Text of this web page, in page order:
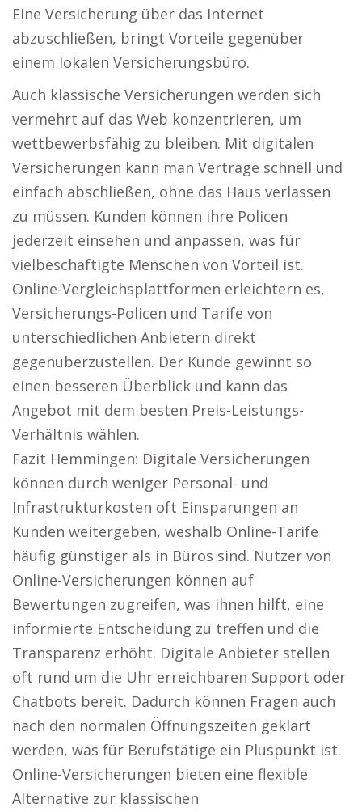
Eine Versicherung über das Internet
abzuschließen, bringt Vorteile gegenüber
einem lokalen Versicherungsbüro.
Auch klassische Versicherungen werden sich
vermehrt auf das Web konzentrieren, um
wettbewerbsfähig zu bleiben. Mit digitalen
Versicherungen kann man Verträge schnell und
einfach abschließen, ohne das Haus verlassen
zu müssen. Kunden können ihre Policen
jederzeit einsehen und anpassen, was für
vielbeschäftigte Menschen von Vorteil ist.
Online-Vergleichsplattformen erleichtern es,
Versicherungs-Policen und Tarife von
unterschiedlichen Anbietern direkt
gegenüberzustellen. Der Kunde gewinnt so
einen besseren Überblick und kann das
Angebot mit dem besten Preis-Leistungs-
Verhältnis wählen.
Fazit Hemmingen: Digitale Versicherungen
können durch weniger Personal- und
Infrastrukturkosten oft Einsparungen an
Kunden weitergeben, weshalb Online-Tarife
häufig günstiger als in Büros sind. Nutzer von
Online-Versicherungen können auf
Bewertungen zugreifen, was ihnen hilft, eine
informierte Entscheidung zu treffen und die
Transparenz erhöht. Digitale Anbieter stellen
oft rund um die Uhr erreichbaren Support oder
Chatbots bereit. Dadurch können Fragen auch
nach den normalen Öffnungszeiten geklärt
werden, was für Berufstätige ein Pluspunkt ist.
Online-Versicherungen bieten eine flexible
Alternative zur klassischen